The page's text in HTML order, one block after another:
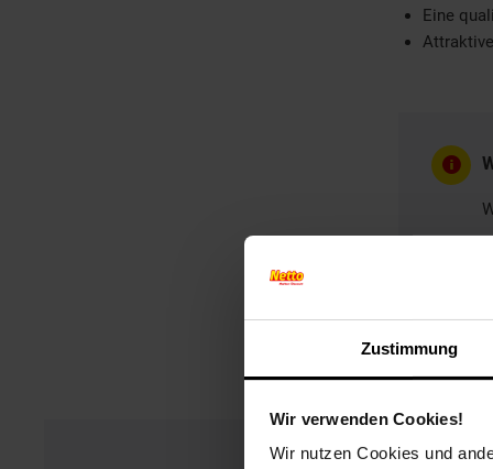
Zustimmung
Wir verwenden Cookies!
Wir nutzen Cookies und
Eine